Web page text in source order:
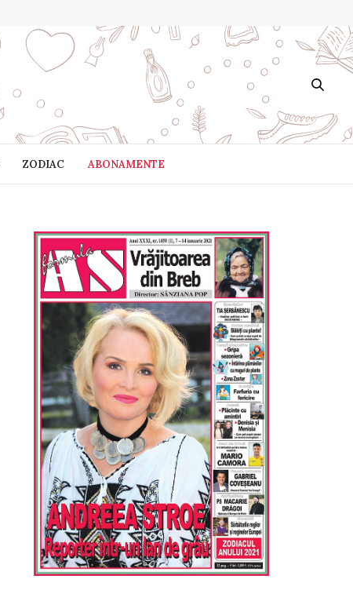
ZODIAC ABONAMENTE